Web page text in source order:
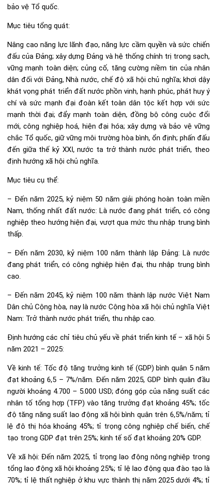
bảo vệ Tổ quốc.
Mục tiêu tổng quát:
Nâng cao năng lực lãnh đạo, năng lực cầm quyền và sức chiến
đấu của Đảng; xây dựng Đảng và hệ thống chính trị trong sạch,
vững mạnh toàn diện; củng cố, tăng cường niềm tin của nhân
dân đối với Đảng, Nhà nước, chế độ xã hội chủ nghĩa; khơi dậy
khát vọng phát triển đất nước phồn vinh, hạnh phúc, phát huy ý
chí và sức mạnh đại đoàn kết toàn dân tộc kết hợp với sức
mạnh thời đại; đẩy mạnh toàn diện, đồng bộ công cuộc đổi
mới, công nghiệp hoá, hiện đại hóa; xây dựng và bảo vệ vững
chắc Tổ quốc, giữ vững môi trường hòa bình, ổn định; phấn đấu
đến giữa thế kỷ XXI, nước ta trở thành nước phát triển, theo
định hướng xã hội chủ nghĩa.
Mục tiêu cụ thể:
– Đến năm 2025, kỷ niệm 50 năm giải phóng hoàn toàn miền
Nam, thống nhất đất nước: Là nước đang phát triển, có công
nghiệp theo hướng hiện đại, vượt qua mức thu nhập trung bình
thấp.
– Đến năm 2030, kỷ niệm 100 năm thành lập Đảng: Là nước
đang phát triển, có công nghiệp hiện đại, thu nhập trung bình
cao.
– Đến năm 2045, kỷ niệm 100 năm thành lập nước Việt Nam
Dân chủ Cộng hòa, nay là nước Cộng hòa xã hội chủ nghĩa Việt
Nam: Trở thành nước phát triển, thu nhập cao.
Định hướng các chỉ tiêu chủ yếu về phát triển kinh tế – xã hội 5
năm 2021 – 2025:
Về kinh tế: Tốc độ tăng trưởng kinh tế (GDP) bình quân 5 năm
đạt khoảng 6,5 – 7%/năm. Đến năm 2025, GDP bình quân đầu
người khoảng 4.700 – 5.000 USD; đóng góp của năng suất các
nhân tố tổng hợp (TFP) vào tăng trưởng đạt khoảng 45%; tốc
độ tăng năng suất lao động xã hội bình quân trên 6,5%/năm; tỉ
lệ đô thị hóa khoảng 45%; tỉ trọng công nghiệp chế biến, chế
tạo trong GDP đạt trên 25%; kinh tế số đạt khoảng 20% GDP.
Về xã hội: Đến năm 2025, tỉ trọng lao động nông nghiệp trong
tổng lao động xã hội khoảng 25%; tỉ lệ lao động qua đào tạo là
70%; tỉ lệ thất nghiệp ở khu vực thành thị năm 2025 dưới 4%; tỉ